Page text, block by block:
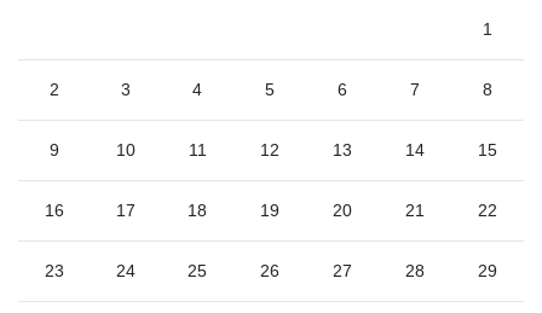
1
2 3 4 5 6 7 8
9 10 11 12 13 14 15
16 17 18 19 20 21 22
23 24 25 26 27 28 29